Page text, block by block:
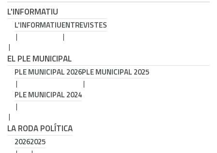
L'INFORMATIU
L'INFORMATIUENTREVISTES
EL PLE MUNICIPAL
PLE MUNICIPAL 2026PLE MUNICIPAL 2025
PLE MUNICIPAL 2024
LA RODA POLÍTICA
20262025